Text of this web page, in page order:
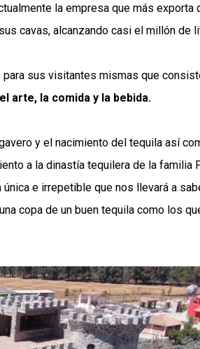
la empresa que más exporta
cavas, alcanzando casi el millón de
sus visitantes mismas que
arte, la comida y la bebida.
y el nacimiento del tequila así
a la dinastía tequilera de la familia
e irrepetible que nos llevará a
copa de un buen tequila como los